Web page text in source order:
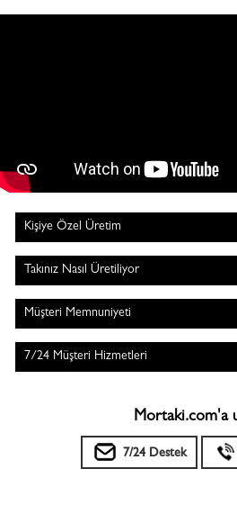
Kişiye Özel Üretim
Takınız Nasıl Üretiliyor
Müşteri Memnuniyeti
7/24 Müşteri Hizmetleri
Mortaki.com'a
7/24 Destek